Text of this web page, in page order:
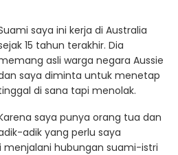
saya ini kerja di Australia
15 tahun terakhir. Dia
asli warga negara Aussie
saya diminta untuk menetap
di sana tapi menolak.
saya punya orang tua dan
adik yang perlu saya
menjalani hubungan suami-istri